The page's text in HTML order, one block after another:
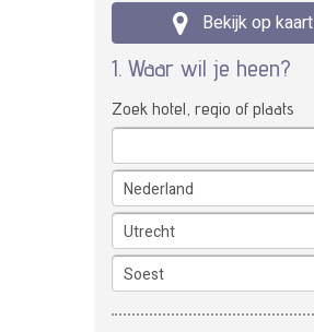
Bekijk op kaart
1. Waar wil je heen?
Zoek hotel, regio of plaats